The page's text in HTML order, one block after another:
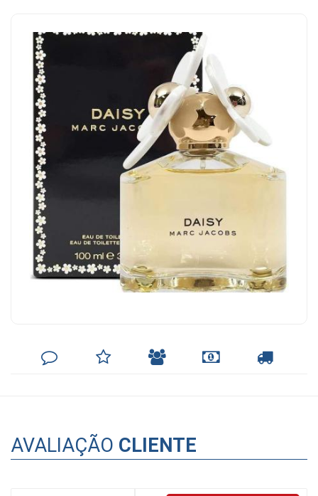
DEIXE
COMENTÁRIO
MINHA
LISTA
INDIQUE
FORMAS
CALCULAR
FRETE
AVALIAÇÃO CLIENTE